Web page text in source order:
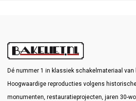
Dé nummer 1 in klassiek schakelmateriaal van
Hoogwaardige reproducties volgens
monumenten, restauratieprojecten, jaren 30-